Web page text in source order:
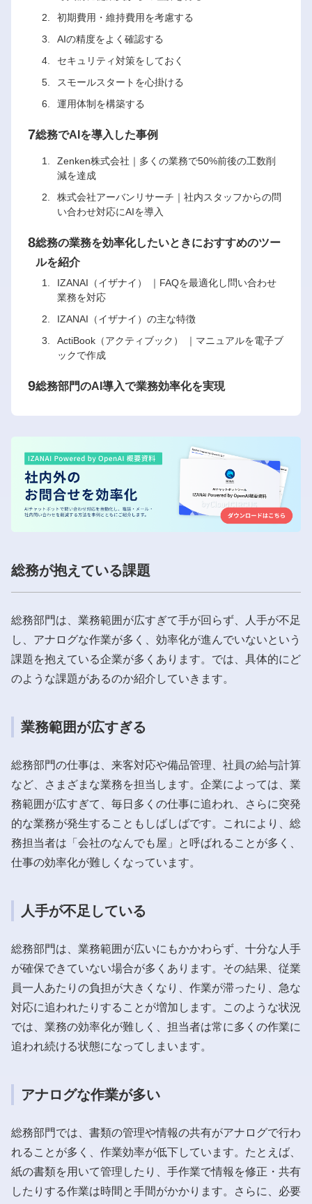
初期費用・維持費用を考慮する
AIの精度をよく確認する
セキュリティ対策をしておく
スモールスタートを心掛ける
運用体制を構築する
7総務でAIを導入した事例
Zenken株式会社｜多くの業務で50%前後の工数削
減を達成
株式会社アーバンリサーチ｜社内スタッフからの問
い合わせ対応にAIを導入
8総務の業務を効率化したいときにおすすめのツー
ルを紹介
IZANAI（イザナイ） ｜FAQを最適化し問い合わせ
業務を対応
IZANAI（イザナイ）の主な特徴
ActiBook（アクティブック） ｜マニュアルを電子ブ
ックで作成
9総務部門のAI導入で業務効率化を実現
総務が抱えている課題
総務部門は、業務範囲が広すぎて手が回らず、人手が不足
し、アナログな作業が多く、効率化が進んでいないという
課題を抱えている企業が多くあります。では、具体的にど
のような課題があるのか紹介していきます。
業務範囲が広すぎる
総務部門の仕事は、来客対応や備品管理、社員の給与計算
など、さまざまな業務を担当します。企業によっては、業
務範囲が広すぎて、毎日多くの仕事に追われ、さらに突発
的な業務が発生することもしばしばです。これにより、総
務担当者は「会社のなんでも屋」と呼ばれることが多く、
仕事の効率化が難しくなっています。
人手が不足している
総務部門は、業務範囲が広いにもかかわらず、十分な人手
が確保できていない場合が多くあります。その結果、従業
員一人あたりの負担が大きくなり、作業が滞ったり、急な
対応に追われたりすることが増加します。このような状況
では、業務の効率化が難しく、担当者は常に多くの作業に
追われ続ける状態になってしまいます。
アナログな作業が多い
総務部門では、書類の管理や情報の共有がアナログで行わ
れることが多く、作業効率が低下しています。たとえば、
紙の書類を用いて管理したり、手作業で情報を修正・共有
したりする作業は時間と手間がかかります。さらに、必要